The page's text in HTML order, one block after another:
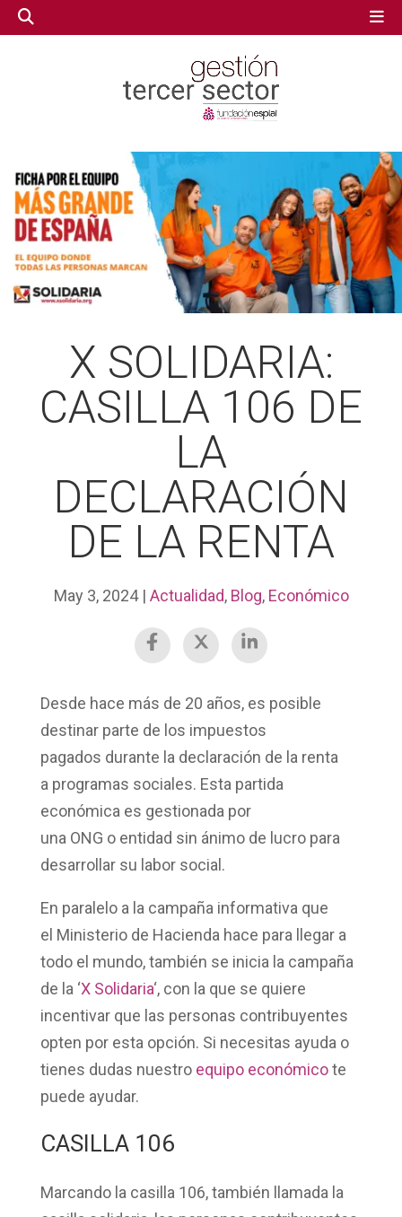
X SOLIDARIA:
CASILLA 106 DE
LA
DECLARACIÓN
DE LA RENTA
May 3, 2024| Actualidad, Blog, Económico
Desde hace más de 20 años, es posible
destinar parte de los impuestos
pagados durante la declaración de la renta
a programas sociales. Esta partida
económica es gestionada por
una ONG o entidad sin ánimo de lucropara
desarrollar su labor social.
En paralelo a la campaña informativa que
el Ministerio de Hacienda hace para llegar a
todo el mundo, también se inicia la campaña
de la ‘X Solidaria‘, con la que se quiere
incentivar que las personas contribuyentes
opten por esta opción. Si necesitas ayuda o
tienes dudas nuestro equipo económicote
puede ayudar.
CASILLA 106
Marcando la casilla 106, también llamada la
GESTIÓN TERCER SECTOR
CONECTA IA
VOLUNTARIADO.NET
GESTIÓN TERCER SECTOR
CONECTA IA
VOLUNTARIADO.NET